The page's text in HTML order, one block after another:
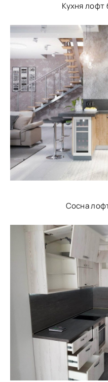
Кухня лофт
Сосна